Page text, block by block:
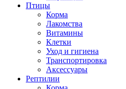
Птицы
Корма
Лакомства
Витамины
Клетки
Уход и гигиена
Транспортировка
Аксессуары
Рептилии